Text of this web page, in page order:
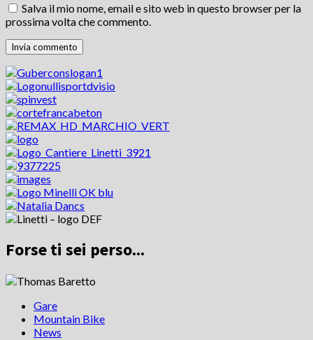
Salva il mio nome, email e sito web in questo browser per la
prossima volta che commento.
Forse ti sei perso...
Gare
Mountain Bike
News